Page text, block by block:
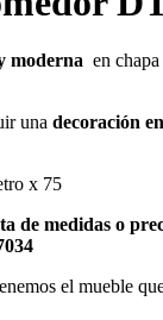
moderna en
una decoración
x 75
de medidas o
el mueble